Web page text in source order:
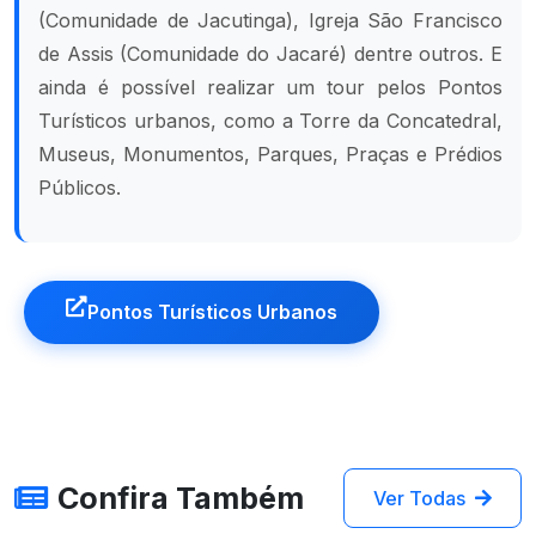
(Comunidade de Jacutinga), Igreja São Francisco
de Assis (Comunidade do Jacaré) dentre outros. E
ainda é possível realizar um tour pelos Pontos
Turísticos urbanos, como a Torre da Concatedral,
Museus, Monumentos, Parques, Praças e Prédios
Públicos.
Pontos Turísticos Urbanos
Confira Também Ver Todas